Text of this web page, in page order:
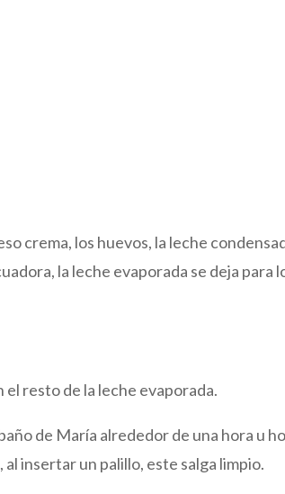
crema, los huevos, la leche
la leche evaporada se deja para
el resto de la leche evaporada.
de María alrededor de una hora u
insertar un palillo, este salga limpio.